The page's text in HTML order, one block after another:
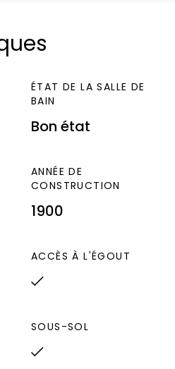
ÉTAT DE LA SALLE DE
BAIN
Bon état
ANNÉE DE
CONSTRUCTION
1900
ACCÈS À L'ÉGOUT
SOUS-SOL